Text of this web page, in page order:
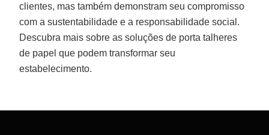
clientes, mas também demonstram seu compromisso
com a sustentabilidade e a responsabilidade social.
Descubra mais sobre as soluções de porta talheres
de papel que podem transformar seu
estabelecimento.